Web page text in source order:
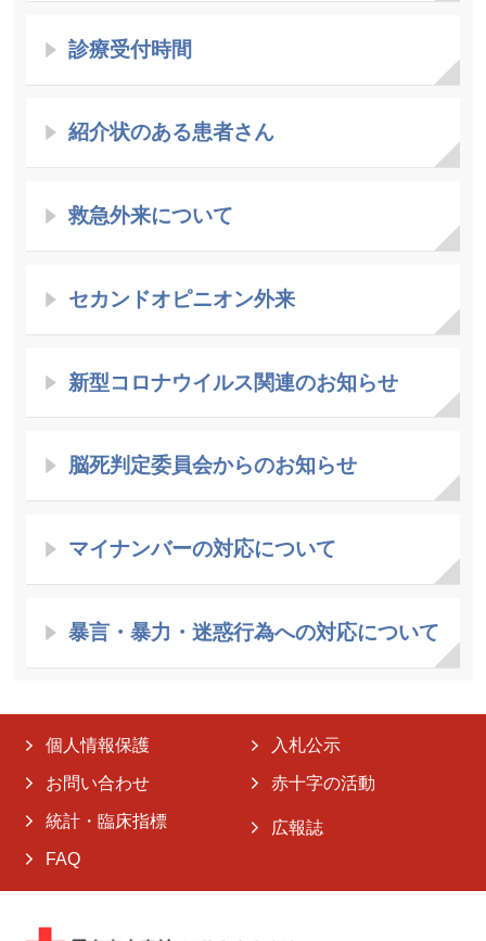
診療受付時間
紹介状のある患者さん
救急外来について
セカンドオピニオン外来
新型コロナウイルス関連のお知らせ
脳死判定委員会からのお知らせ
マイナンバーの対応について
暴言・暴力・迷惑行為への対応について
個人情報保護 入札公示
お問い合わせ 赤十字の活動
統計・臨床指標
広報誌
FAQ